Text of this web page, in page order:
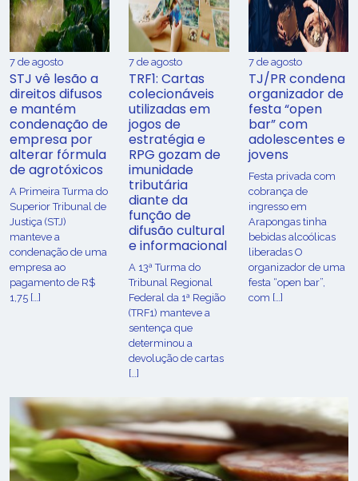
7 de agosto
STJ vê lesão a
direitos difusos
e mantém
condenação de
empresa por
alterar fórmula
de agrotóxicos
​A Primeira Turma do
Superior Tribunal de
Justiça (STJ)
manteve a
condenação de uma
empresa ao
pagamento de R$
1,75 […]
7 de agosto
TRF1: Cartas
colecionáveis
utilizadas em
jogos de
estratégia e
RPG gozam de
imunidade
tributária
diante da
função de
difusão cultural
e informacional
A 13ª Turma do
Tribunal Regional
Federal da 1ª Região
(TRF1) manteve a
sentença que
determinou a
devolução de cartas
[…]
7 de agosto
TJ/PR condena
organizador de
festa “open
bar” com
adolescentes e
jovens
Festa privada com
cobrança de
ingresso em
Arapongas tinha
bebidas alcoólicas
liberadas O
organizador de uma
festa “open bar”,
com […]